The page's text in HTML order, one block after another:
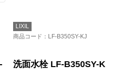
商品詳細はこちら
三栄